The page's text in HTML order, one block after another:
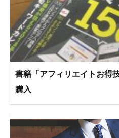
書籍「アフィリエイトお得
購入